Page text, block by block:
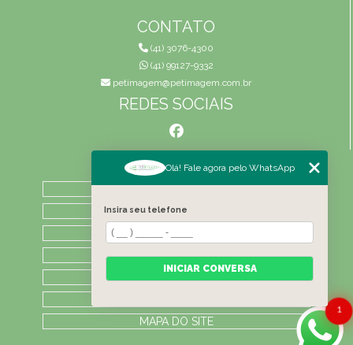
CONTATO
(41) 3076-4300
(41) 99127-9332
petimagem@petimagem.com.br
REDES SOCIAIS
MENU
HOME
QUEM SOMOS
ATIVIDADES
CONTATO
MAPA DO SITE
1
Olá! Fale agora pelo WhatsApp
Insira seu telefone
INICIAR CONVERSA